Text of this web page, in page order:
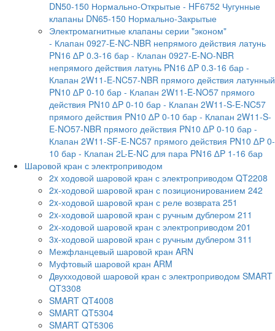
DN50-150 Нормально-Открытые - HF6752 Чугунные
клапаны DN65-150 Нормально-Закрытые
Электромагнитные клапаны серии "эконом"
- Клапан 0927-E-NC-NBR непрямого действия латунь
PN16 ∆P 0.3-16 бар - Клапан 0927-E-NО-NBR
непрямого действия латунь PN16 ∆P 0.3-16 бар -
Клапан 2W11-E-NC57-NBR прямого действия латунный
PN10 ∆P 0-10 бар - Клапан 2W11-E-NO57 прямого
действия PN10 ∆P 0-10 бар - Клапан 2W11-S-E-NC57
прямого действия PN10 ∆P 0-10 бар - Клапан 2W11-S-
E-NO57-NBR прямого действия PN10 ∆P 0-10 бар -
Клапан 2W11-SF-E-NC57 прямого действия PN10 ∆P 0-
10 бар - Клапан 2L-E-NC для пара PN16 ∆P 1-16 бар
Шаровой кран с электроприводом
2x ходовой шаровой кран с электроприводом QT2208
2x-ходовой шаровой кран с позиционированием 242
2x-ходовой шаровой кран с реле возврата 251
2x-ходовой шаровой кран с ручным дублером 211
2x-ходовой шаровой кран с электроприводом 201
3x-ходовой шаровой кран с ручным дублером 311
Межфланцевый шаровой кран ARN
Муфтовый шаровой кран ARM
Двухходовой шаровой кран с электроприводом SMART
QT3308
SMART QT4008
SMART QT5304
SMART QT5306